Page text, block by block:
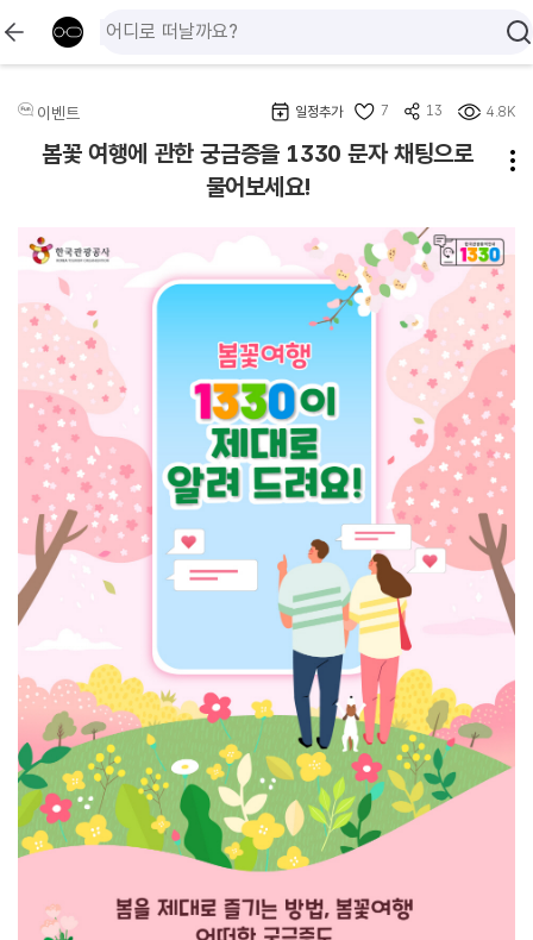
일정추가 7 13 4.8K
이벤트
봄꽃 여행에 관한 궁금증을 1330 문자 채팅으로
물어보세요!